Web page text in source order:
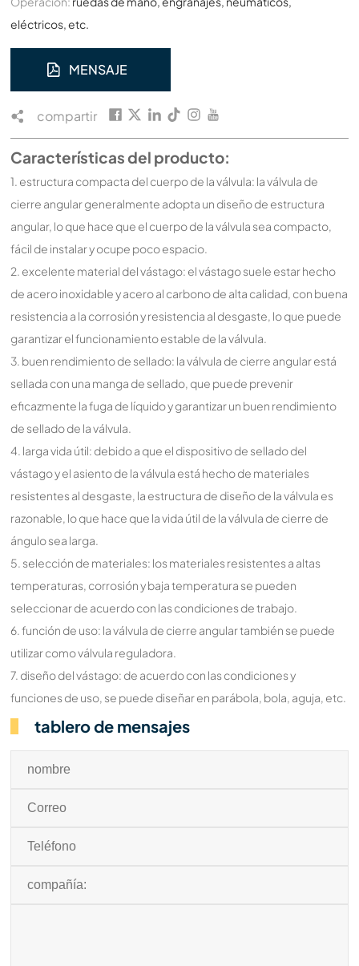
eléctricos, etc.
MENSAJE
compartir
Características del producto:
1. estructura compacta del cuerpo de la válvula: la válvula de
cierre angular generalmente adopta un diseño de estructura
angular, lo que hace que el cuerpo de la válvula sea compacto,
fácil de instalar y ocupe poco espacio.
2. excelente material del vástago: el vástago suele estar hecho
de acero inoxidable y acero al carbono de alta calidad, con buena
resistencia a la corrosión y resistencia al desgaste, lo que puede
garantizar el funcionamiento estable de la válvula.
3. buen rendimiento de sellado: la válvula de cierre angular está
sellada con una manga de sellado, que puede prevenir
eficazmente la fuga de líquido y garantizar un buen rendimiento
de sellado de la válvula.
4. larga vida útil: debido a que el dispositivo de sellado del
vástago y el asiento de la válvula está hecho de materiales
resistentes al desgaste, la estructura de diseño de la válvula es
razonable, lo que hace que la vida útil de la válvula de cierre de
ángulo sea larga.
5. selección de materiales: los materiales resistentes a altas
temperaturas, corrosión y baja temperatura se pueden
seleccionar de acuerdo con las condiciones de trabajo.
6. función de uso: la válvula de cierre angular también se puede
utilizar como válvula reguladora.
7. diseño del vástago: de acuerdo con las condiciones y
funciones de uso, se puede diseñar en parábola, bola, aguja, etc.
tablero de mensajes